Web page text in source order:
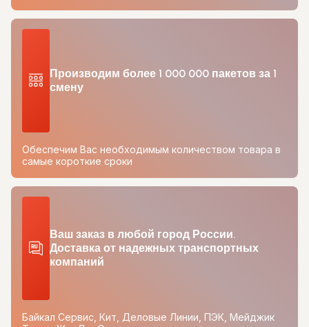
Производим более 1 000 000 пакетов за 1
смену
Обеспечим Вас необходимым количеством товара в
самые короткие сроки
Ваш заказ в любой город России.
Доставка от надежных транспортных
компаний
Байкал Сервис, Кит, Деловые Линии, ПЭК, Мейджик